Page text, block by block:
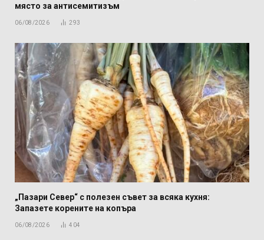
място за антисемитизъм
06/08/2026 293
„Пазари Север“ с полезен съвет за всяка кухня:
Запазете корените на копъра
06/08/2026 404